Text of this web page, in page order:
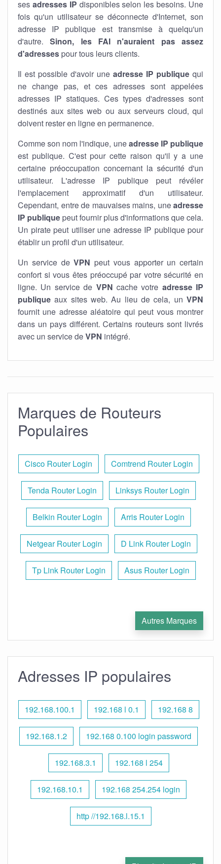
ses adresses IP disponibles selon les besoins. Une
fois qu'un utilisateur se déconnecte d'Internet, son
adresse IP publique est transmise à quelqu'un
d'autre.Sinon, les FAI n'auraient pas assez
d'adresses pour tous leurs clients.
Il est possible d'avoir une adresse IP publique qui
ne change pas, et ces adresses sont appelées
adresses IP statiques. Ces types d'adresses sont
destinés aux sites web ou aux serveurs cloud, qui
doivent rester en ligne en permanence.
Comme son nom l'indique, uneadresse IP publique
est publique. C'est pour cette raison qu'il y a une
certaine préoccupation concernant la sécurité d'un
utilisateur. L'adresse IP publique peut révéler
l'emplacement approximatif d'un utilisateur.
Cependant, entre de mauvaises mains, uneadresse
IP publique peut fournir plus d'informations que cela.
Un pirate peut utiliser une adresse IP publique pour
établir un profil d'un utilisateur.
Un service deVPN peut vous apporter un certain
confort si vous êtes préoccupé par votre sécurité en
ligne. Un service de VPN cache votre adresse IP
publique aux sites web. Au lieu de cela, un VPN
fournit une adresse aléatoire qui peut vous montrer
dans un pays différent. Certains routeurs sont livrés
avec un service deVPN intégré.
Marques de Routeurs
Populaires
Cisco Router Login Comtrend Router Login
Tenda Router Login Linksys Router Login
Belkin Router Login Arris Router Login
Netgear Router Login D Link Router Login
Tp Link Router Login Asus Router Login
Autres Marques
Adresses IP populaires
192.168.100.1 192.168 l 0.1 192.168 8
192.168.1.2 192.168 0.100 login password
192.168.3.1 192.168 l 254
192.168.10.1 192.168 254.254 login
http //192.168.l.15.1